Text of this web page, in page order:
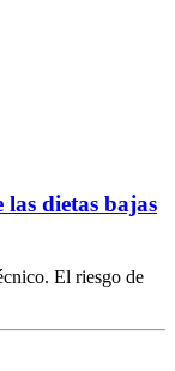
dietas bajas
El riesgo de